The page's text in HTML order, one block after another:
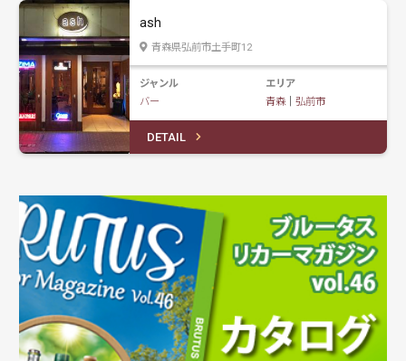
ash
青森県弘前市土手町12
ジャンル
バー
エリア
青森｜ 弘前市
DETAIL